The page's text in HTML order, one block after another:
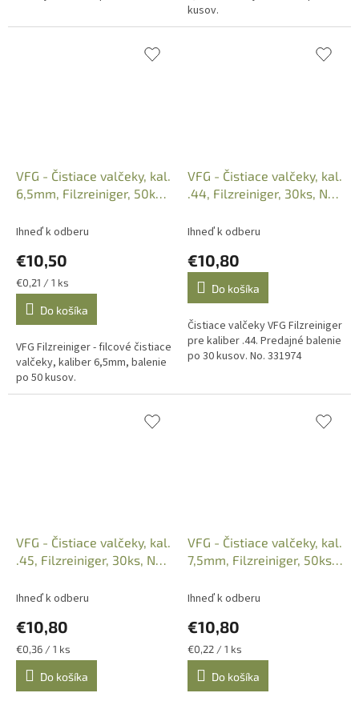
kusov.
VFG - Čistiace valčeky, kal.
6,5mm, Filzreiniger, 50ks,
Ihneď k odberu
€10,50
Jednotková
cena:
€0,21 / 1 ks
Do košíka
VFG Filzreiniger - filcové čistiace
valčeky, kaliber 6,5mm, balenie
po 50 kusov.
VFG - Čistiace valčeky, kal.
.44, Filzreiniger, 30ks, No.
Ihneď k odberu
€10,80
Do košíka
Čistiace valčeky VFG Filzreiniger
pre kaliber .44. Predajné balenie
po 30 kusov. No. 331974
VFG - Čistiace valčeky, kal.
.45, Filzreiniger, 30ks, No.
Ihneď k odberu
€10,80
Jednotková
cena:
€0,36 / 1 ks
Do košíka
VFG - Čistiace valčeky, kal.
7,5mm, Filzreiniger, 50ks,
Ihneď k odberu
€10,80
Jednotková
cena:
€0,22 / 1 ks
Do košíka